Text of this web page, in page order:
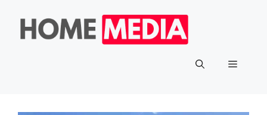
contenu
Menu